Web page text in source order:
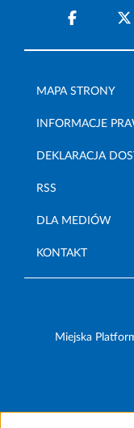
MAPA STRONY
INFORMACJE
DEKLARACJA
RSS
DLA MEDIÓW
KONTAKT
Miejska